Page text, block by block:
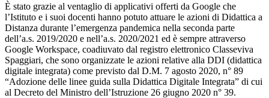
È stato grazie al ventaglio di applicativi offerti da Google che
l’Istituto e i suoi docenti hanno potuto attuare le azioni di Didattica a
Distanza durante l’emergenza pandemica nella seconda parte
dell’a.s. 2019/2020 e nell’a.s. 2020/2021 ed è sempre attraverso
Google Workspace, coadiuvato dal registro elettronico Classeviva
Spaggiari, che sono organizzate le azioni relative alla DDI (didattica
digitale integrata) come previsto dal D.M. 7 agosto 2020, n° 89
“Adozione delle linee guida sulla Didattica Digitale Integrata” di cui
al Decreto del Ministro dell’Istruzione 26 giugno 2020 n° 39.